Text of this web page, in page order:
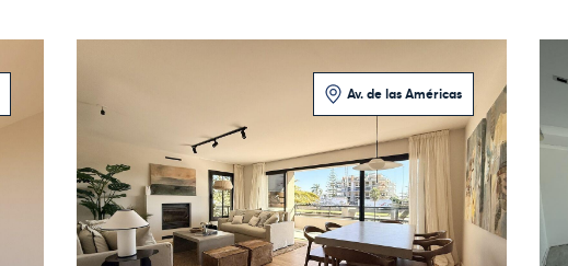
Av. de las Américas
3 Dormitorios